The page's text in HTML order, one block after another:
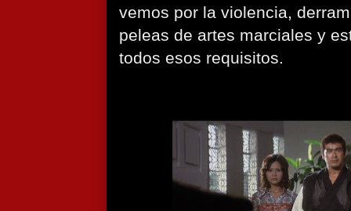
vemos por la violencia,
peleas de artes marciales y
todos esos requisitos.